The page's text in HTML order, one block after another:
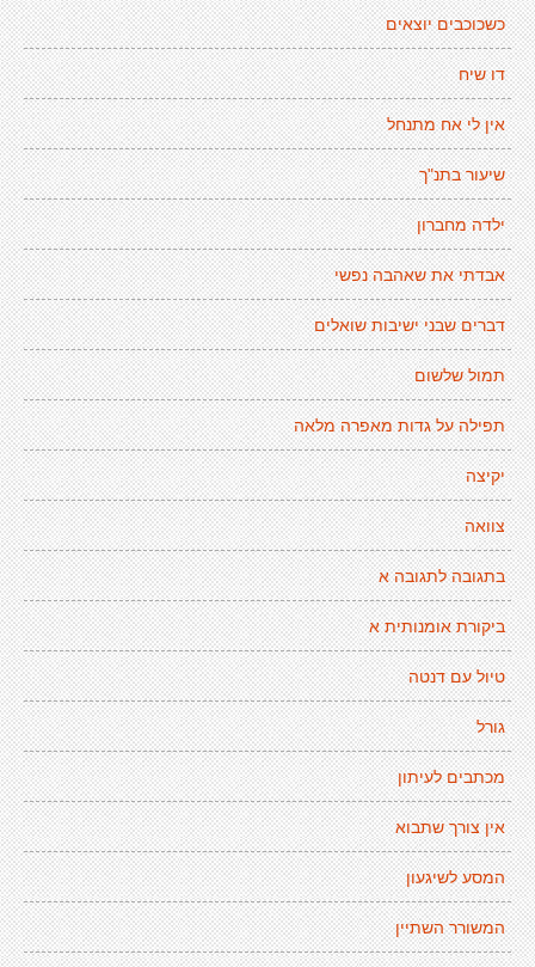
כשכוכבים יוצאים
דו שיח
אין לי אח מתנחל
שיעור בתנ"ך
ילדה מחברון
אבדתי את שאהבה נפשי
דברים שבני ישיבות שואלים
תמול שלשום
תפילה על גדות מאפרה מלאה
יקיצה
צוואה
בתגובה לתגובה א
ביקורת אומנותית א
טיול עם דנטה
גורל
מכתבים לעיתון
אין צורך שתבוא
המסע לשיגעון
המשורר השתיין